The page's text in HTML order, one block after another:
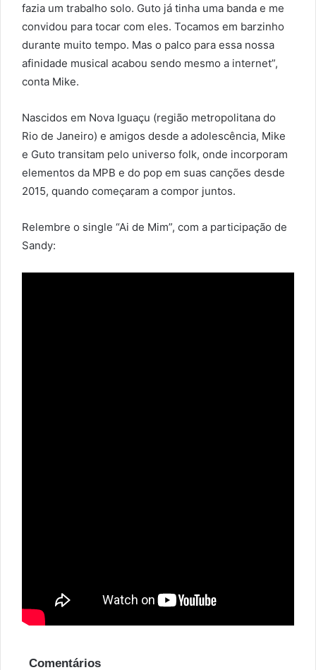
fazia um trabalho solo. Guto já tinha uma banda e me
convidou para tocar com eles. Tocamos em barzinho
durante muito tempo. Mas o palco para essa nossa
afinidade musical acabou sendo mesmo a internet”,
conta Mike.
Nascidos em Nova Iguaçu (região metropolitana do
Rio de Janeiro) e amigos desde a adolescência, Mike
e Guto transitam pelo universo folk, onde incorporam
elementos da MPB e do pop em suas canções desde
2015, quando começaram a compor juntos.
Relembre o single “Ai de Mim”, com a participação de
Sandy:
Comentários